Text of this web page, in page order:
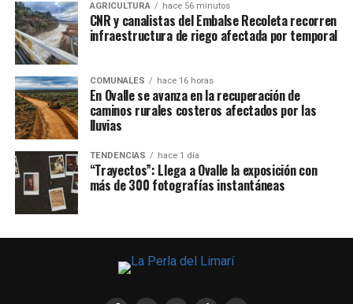
AGRICULTURA hace 56 minutos
CNR y canalistas del Embalse Recoleta recorren
infraestructura de riego afectada por temporal
COMUNALES hace 16 horas
En Ovalle se avanza en la recuperación de
caminos rurales costeros afectados por las
lluvias
TENDENCIAS hace 1 día
“Trayectos”: Llega a Ovalle la exposición con
más de 300 fotografías instantáneas